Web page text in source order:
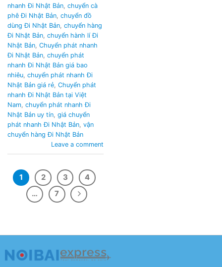
nhanh Đi Nhật Bản chuyển cà
phê Đi Nhật Bản chuyển đồ
dùng Đi Nhật Bản chuyển hàng
Đi Nhật Bản chuyển hành lí Đi
Nhật Bản Chuyển phát nhanh
Đi Nhật Bản chuyển phát
nhanh Đi Nhật Bản giá bao
nhiêu chuyển phát nhanh Đi
Nhật Bản giá rẻ Chuyển phát
nhanh Đi Nhật Bản tại Việt
Nam chuyển phát nhanh Đi
Nhật Bản uy tín giá chuyển
phát nhanh Đi Nhật Bản vận
chuyển hàng Đi Nhật Bản
Leave a comment
1 2 3
4
…
7